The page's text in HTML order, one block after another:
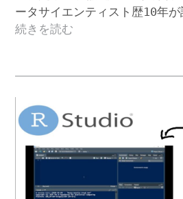
ータサイエンティスト歴10年
続きを読む